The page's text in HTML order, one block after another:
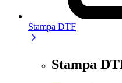
Stampa DTF
Stampa